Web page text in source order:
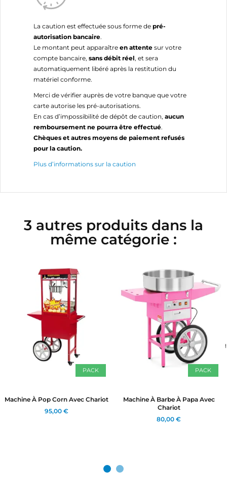
La caution est effectuée sous forme de pré-
autorisation bancaire.
Le montant peut apparaître en attente sur votre
compte bancaire, sans débit réel, et sera
automatiquement libéré après la restitution du
matériel conforme.
Merci de vérifier auprès de votre banque que votre
carte autorise les pré-autorisations.
En cas d’impossibilité de dépôt de caution, aucun
remboursement ne pourra être effectué.
Chèques et autres moyens de paiement refusés
pour la caution.
Plus d’informations sur la caution
3 autres produits dans la
même catégorie :
PACK
Machine À Pop Corn Avec Chariot
95,00 €
PACK
Machine À Barbe À Papa Avec
Chariot
80,00 €